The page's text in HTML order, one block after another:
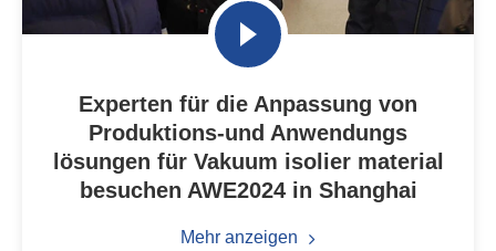
Experten für die Anpassung von
Produktions-und Anwendungs
lösungen für Vakuum isolier material
besuchen AWE2024 in Shanghai
Mehr anzeigen